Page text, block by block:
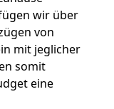
wir über
von
mit jeglicher
somit
eine